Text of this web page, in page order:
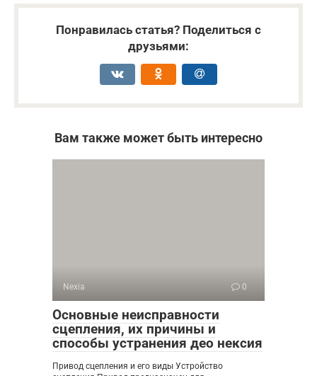
Понравилась статья? Поделиться с
друзьями:
Вам также может быть интересно
Nexia 0
Основные неисправности
сцепления, их причины и
способы устранения део нексия
Привод сцепления и его виды Устройство